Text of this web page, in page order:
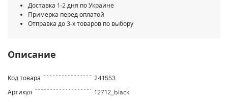
Доставка 1-2 дня по Украине
Примерка перед оплатой
Отправка до 3-х товаров по выбору
Описание
Код товара
241553
Артикул
12712_black